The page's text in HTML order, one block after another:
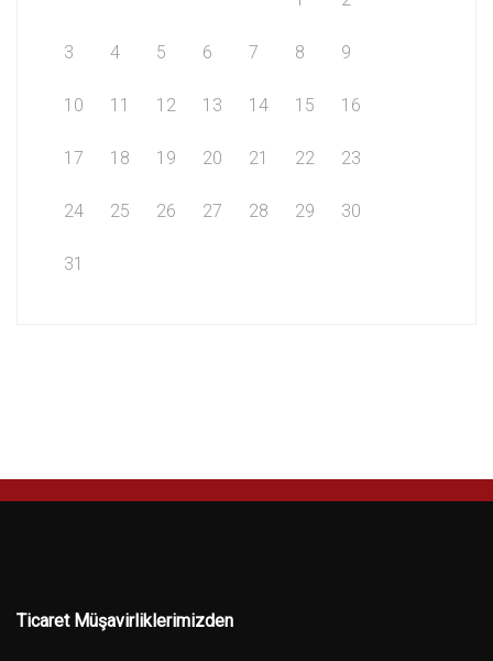
3 4 5 6 7 8 9
10 11 12 13 14 15 16
17 18 19 20 21 22 23
24 25 26 27 28 29 30
31
Ticaret Müşavirliklerimizden